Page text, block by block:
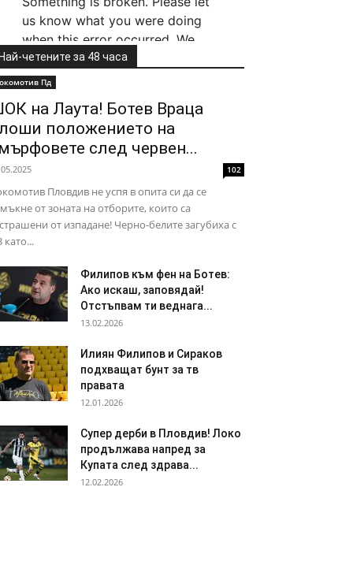
четените за 48 часа
Пд
на Лаута! Ботев Враца
положението на
след червен...
102
Пловдив не успя в опита си да се
от зоната на отборите, които са
от изпадане! Черно-белите загубиха с
като...
Филипов към фен на Ботев:
Ако искаш, заповядай!
Отстъпвам ти веднага...
13.02.2026
Илиян Филипов и Сираков
подхващат бунт за тв
правата
12.01.2026
Супер дерби в Пловдив! Локо
продължава напред за
Купата след здрава...
12.02.2026